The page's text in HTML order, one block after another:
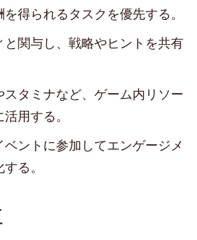
得られるタスクを優先する。
と関与し、戦略やヒントを共有
スタミナなど、ゲーム内リソー
用する。
ベントに参加してエンゲージメ
る。